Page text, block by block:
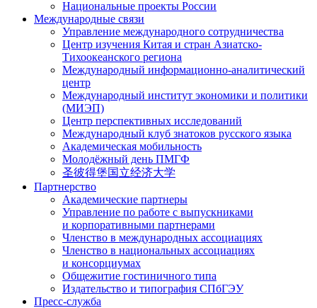
Национальные проекты России
Международные связи
Управление международного сотрудничества
Центр изучения Китая и стран Азиатско-
Тихоокеанского региона
Международный информационно-аналитический
центр
Международный институт экономики и политики
(МИЭП)
Центр перспективных исследований
Международный клуб знатоков русского языка
Академическая мобильность
Молодёжный день ПМГФ
圣彼得堡国立经济大学
Партнерство
Академические партнеры
Управление по работе с выпускниками
и корпоративными партнерами
Членство в международных ассоциациях
Членство в национальных ассоциациях
и консорциумах
Общежитие гостиничного типа
Издательство и типография СПбГЭУ
Пресс-служба